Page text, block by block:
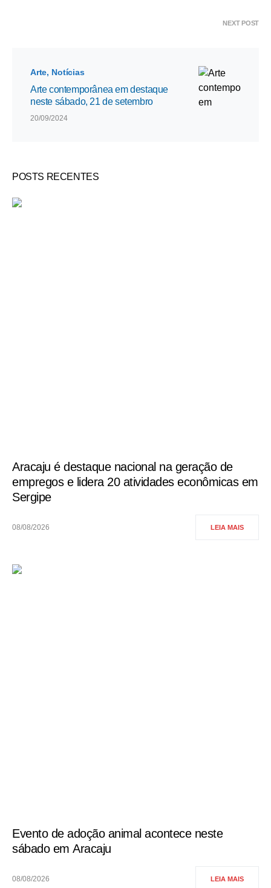
NEXT POST
Arte Notícias
Arte contemporânea em destaque
neste sábado, 21 de setembro
20/09/2024
POSTS RECENTES
Aracaju é destaque nacional na geração de
empregos e lidera 20 atividades econômicas em
Sergipe
08/08/2026 LEIA MAIS
Evento de adoção animal acontece neste
sábado em Aracaju
08/08/2026 LEIA MAIS